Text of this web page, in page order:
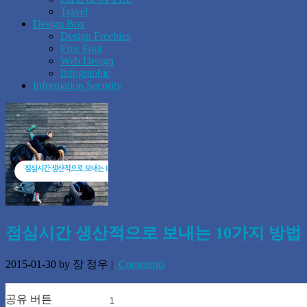
Travel
Design Box
Design Freebies
Free Font
Web Design
Infographic
Information Security
점심시간 생산적으로 보내는 10가지 방법
2015-01-30 by 장 정우 | Comments
공유 버튼 1